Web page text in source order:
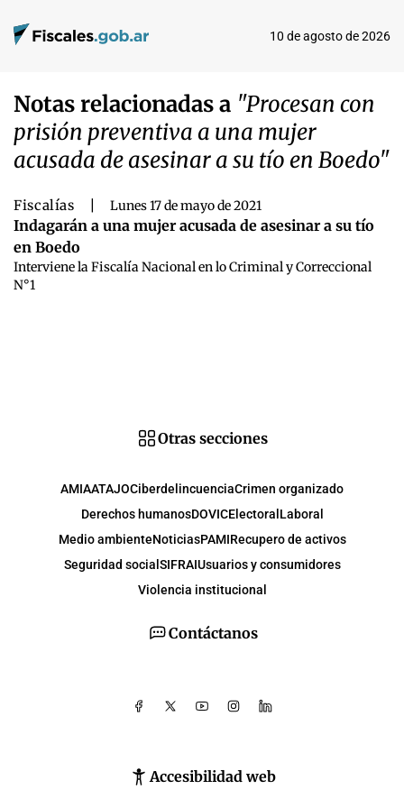
10 de agosto de 2026
Notas relacionadas a "Procesan con
prisión preventiva a una mujer
acusada de asesinar a su tío en Boedo"
Fiscalías Lunes 17 de mayo de 2021
Indagarán a una mujer acusada de asesinar a su tío
en Boedo
Interviene la Fiscalía Nacional en lo Criminal y Correccional
N°1
Contáctanos
Accesibilidad web
Otras secciones
AMIAATAJOCiberdelincuenciaCrimen organizado
Derechos humanosDOVICElectoral Laboral
Medio ambienteNoticiasPAMIRecupero de activos
Seguridad social SIFRAIUsuarios y consumidores
Violencia institucional